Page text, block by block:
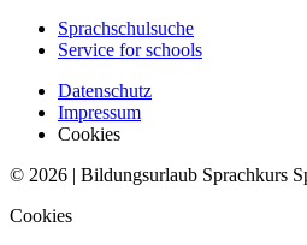
Sprachschulsuche
Service for schools
Datenschutz
Impressum
Cookies
© 2026 | Bildungsurlaub Sprachkurs
Cookies